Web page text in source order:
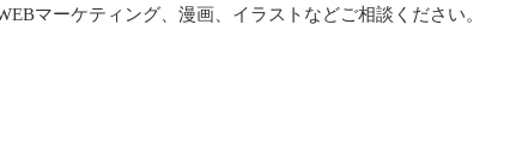
マーケティング、漫画、イラストなどご相談ください。